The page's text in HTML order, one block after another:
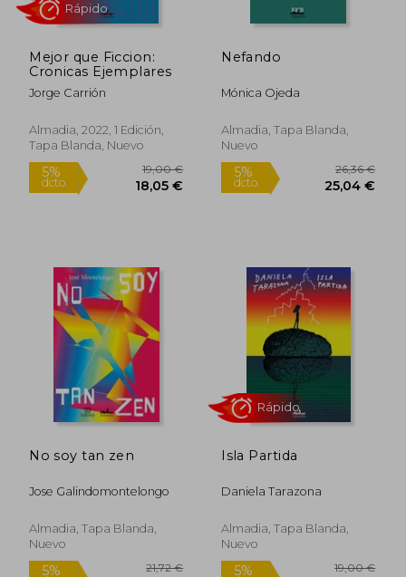
Mejor que Ficcion:
Cronicas Ejemplares
Jorge Carrión
Almadia, 2022, 1 Edición,
Tapa Blanda, Nuevo
5%
Rápido
Nefando
Mónica Ojeda
Almadia, Tapa Blanda,
Nuevo
5%
dcto.
No soy tan zen
Jose Galindomontelongo
Almadia, Tapa Blanda,
Nuevo
Isla Partida
Daniela Tarazona
Almadia, Tapa Blanda,
Nuevo